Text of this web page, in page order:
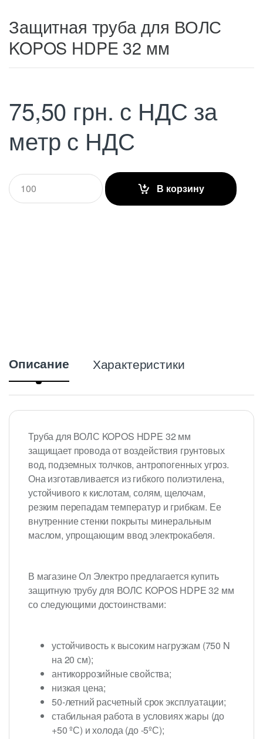
Защитная труба для ВОЛС
KOPOS HDPE 32 мм
75,50 грн. с НДС за
метр с НДС
Q
u
В корзину
Описание Характеристики
Труба для ВОЛС KOPOS HDPE 32 мм
защищает провода от воздействия грунтовых
вод, подземных толчков, антропогенных угроз.
Она изготавливается из гибкого полиэтилена,
устойчивого к кислотам, солям, щелочам,
резким перепадам температур и грибкам. Ее
внутренние стенки покрыты минеральным
маслом, упрощающим ввод электрокабеля.
В магазине Ол Электро предлагается купить
защитную трубу для ВОЛС KOPOS HDPE 32 мм
со следующими достоинствами:
устойчивость к высоким нагрузкам (750 N
на 20 см);
антикоррозийные свойства;
низкая цена;
50-летний расчетный срок эксплуатации;
стабильная работа в условиях жары (до
+50 ºС) и холода (до -5ºС);